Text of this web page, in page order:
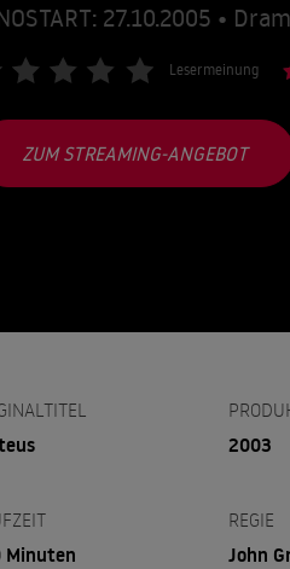
27.10.2005 •
Lesermeinung
ZUM STREAMING-ANGEBOT
2003
Minuten
REGIE
John